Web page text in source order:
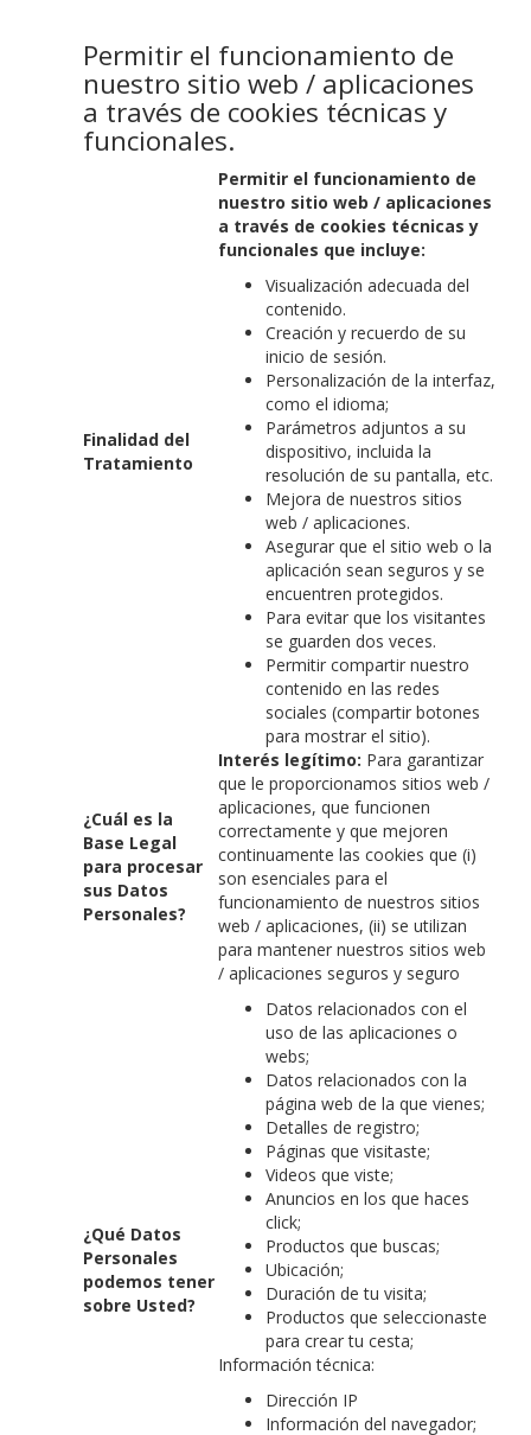
Permitir el funcionamiento de
nuestro sitio web / aplicaciones
a través de cookies técnicas y
funcionales.
Finalidad del
Tratamiento
Permitir el funcionamiento de
nuestro sitio web / aplicaciones
a través de cookies técnicas y
funcionales que incluye:
Visualización adecuada del
contenido.
Creación y recuerdo de su
inicio de sesión.
Personalización de la interfaz,
como el idioma;
Parámetros adjuntos a su
dispositivo, incluida la
resolución de su pantalla, etc.
Mejora de nuestros sitios
web / aplicaciones.
Asegurar que el sitio web o la
aplicación sean seguros y se
encuentren protegidos.
Para evitar que los visitantes
se guarden dos veces.
Permitir compartir nuestro
contenido en las redes
sociales (compartir botones
para mostrar el sitio).
¿Cuál es la
Base Legal
para procesar
sus Datos
Personales?
Interés legítimo: Para garantizar
que le proporcionamos sitios web /
aplicaciones, que funcionen
correctamente y que mejoren
continuamente las cookies que (i)
son esenciales para el
funcionamiento de nuestros sitios
web / aplicaciones, (ii) se utilizan
para mantener nuestros sitios web
/ aplicaciones seguros y seguro
¿Qué Datos
Personales
podemos tener
sobre Usted?
Datos relacionados con el
uso de las aplicaciones o
webs;
Datos relacionados con la
página web de la que vienes;
Detalles de registro;
Páginas que visitaste;
Videos que viste;
Anuncios en los que haces
click;
Productos que buscas;
Ubicación;
Duración de tu visita;
Productos que seleccionaste
para crear tu cesta;
Información técnica:
Dirección IP
Información del navegador;